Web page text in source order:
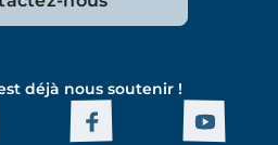
déjà nous soutenir !